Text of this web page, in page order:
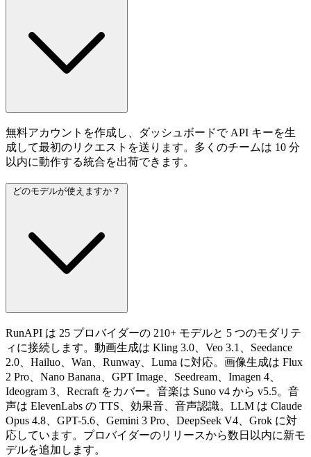
無料アカウントを作成し、ダッシュボードで API キーを生
成して最初のリクエストを送ります。多くのチームは 10 分
以内に動作する統合を出荷できます。
どのモデルが使えますか？
RunAPI は 25 プロバイダーの 210+ モデルと 5 つのモダリテ
ィに接続します。動画生成は Kling 3.0、Veo 3.1、Seedance
2.0、Hailuo、Wan、Runway、Luma に対応。画像生成は Flux
2 Pro、Nano Banana、GPT Image、Seedream、Imagen 4、
Ideogram 3、Recraft をカバー。音楽は Suno v4 から v5.5。音
声は ElevenLabs の TTS、効果音、音声認識。LLM は Claude
Opus 4.8、GPT-5.6、Gemini 3 Pro、DeepSeek V4、Grok に対
応しています。プロバイダーのリリースから数日以内に新モ
デルを追加します。